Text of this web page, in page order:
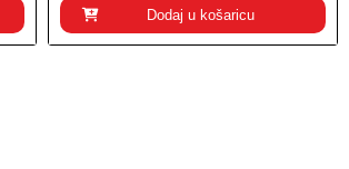
Dodaj u košaricu